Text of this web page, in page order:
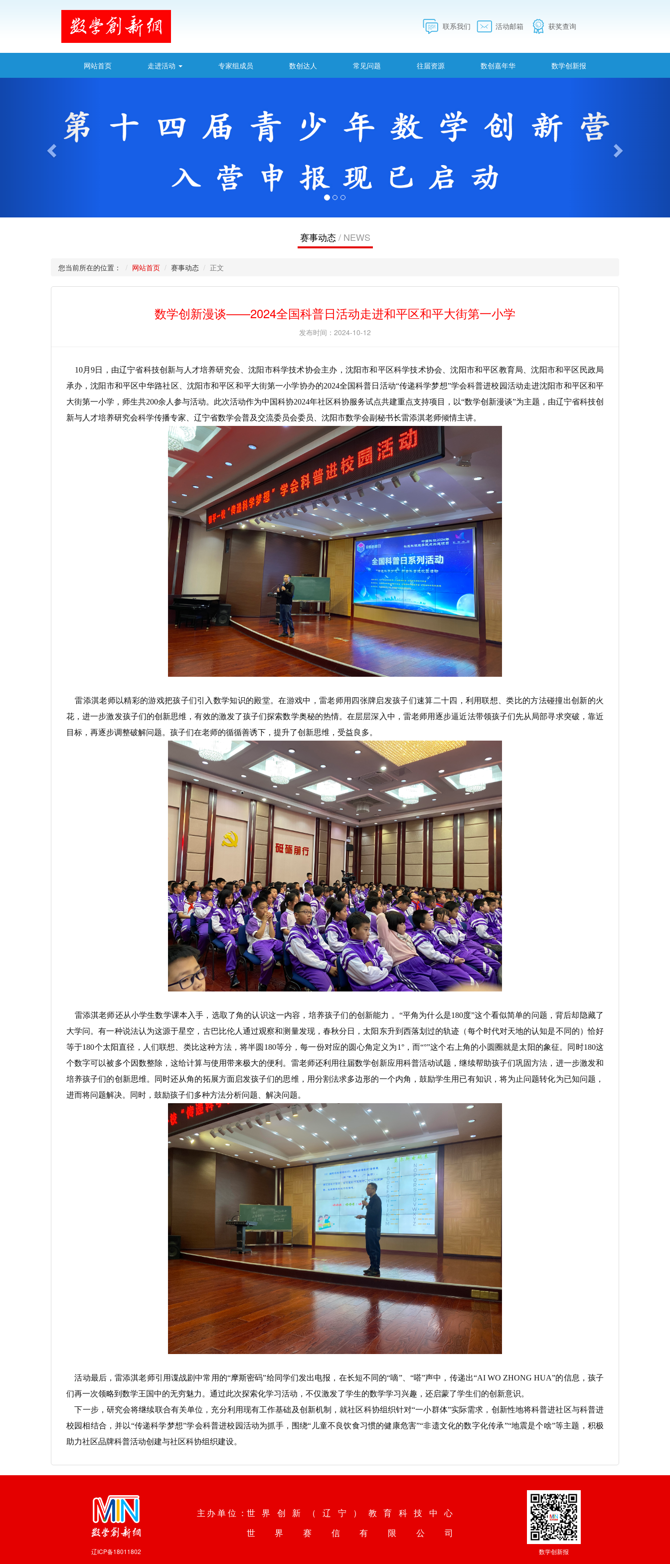
联系我们 活动邮箱 获奖查询
网站首页 走进活动 专家组成员 数创达人 常见问题 往届资源 数创嘉年华 数学创新报
赛事动态 / NEWS
您当前所在的位置： 网站首页 赛事动态 正文
数学创新漫谈——2024全国科普日活动走进和平区和平大街第一小学
发布时间：2024-10-12
10月9日，由辽宁省科技创新与人才培养研究会、沈阳市科学技术协会主办，沈阳市和平区科学技术协会、沈阳市和平区教育局、沈阳市和平区民政局
承办，沈阳市和平区中华路社区、沈阳市和平区和平大街第一小学协办的2024全国科普日活动“传递科学梦想”学会科普进校园活动走进沈阳市和平区和平
大街第一小学，师生共200余人参与活动。此次活动作为中国科协2024年社区科协服务试点共建重点支持项目，以“数学创新漫谈”为主题，由辽宁省科技创
新与人才培养研究会科学传播专家、辽宁省数学会普及交流委员会委员、沈阳市数学会副秘书长雷添淇老师倾情主讲。
雷添淇老师以精彩的游戏把孩子们引入数学知识的殿堂。在游戏中，雷老师用四张牌启发孩子们速算二十四，利用联想、类比的方法碰撞出创新的火
花，进一步激发孩子们的创新思维，有效的激发了孩子们探索数学奥秘的热情。在层层深入中，雷老师用逐步逼近法带领孩子们先从局部寻求突破，靠近
目标，再逐步调整破解问题。孩子们在老师的循循善诱下，提升了创新思维，受益良多。
雷添淇老师还从小学生数学课本入手，选取了角的认识这一内容，培养孩子们的创新能力 。“平角为什么是180度”这个看似简单的问题，背后却隐藏了
大学问。有一种说法认为这源于星空，古巴比伦人通过观察和测量发现，春秋分日，太阳东升到西落划过的轨迹（每个时代对天地的认知是不同的）恰好
等于180个太阳直径，人们联想、类比这种方法，将半圆180等分，每一份对应的圆心角定义为1°，而“°”这个右上角的小圆圈就是太阳的象征。同时180这
个数字可以被多个因数整除，这给计算与使用带来极大的便利。雷老师还利用往届数学创新应用科普活动试题，继续帮助孩子们巩固方法，进一步激发和
培养孩子们的创新思维。同时还从角的拓展方面启发孩子们的思维，用分割法求多边形的一个内角，鼓励学生用已有知识，将为止问题转化为已知问题，
进而将问题解决。同时，鼓励孩子们多种方法分析问题、解决问题。
活动最后，雷添淇老师引用谍战剧中常用的“摩斯密码”给同学们发出电报，在长短不同的“嘀”、“嗒”声中，传递出“AI WO ZHONG HUA”的信息，孩子
们再一次领略到数学王国中的无穷魅力。通过此次探索化学习活动，不仅激发了学生的数学学习兴趣，还启蒙了学生们的创新意识。
下一步，研究会将继续联合有关单位，充分利用现有工作基础及创新机制，就社区科协组织针对“一小群体”实际需求，创新性地将科普进社区与科普进
校园相结合，并以“传递科学梦想”学会科普进校园活动为抓手，围绕“儿童不良饮食习惯的健康危害”“非遗文化的数字化传承”“地震是个啥”等主题，积极
助力社区品牌科普活动创建与社区科协组织建设。
辽ICP备18011802
主办单位： 世界创新（辽宁）教育科技中心
世界赛信有限公司
数学创新报